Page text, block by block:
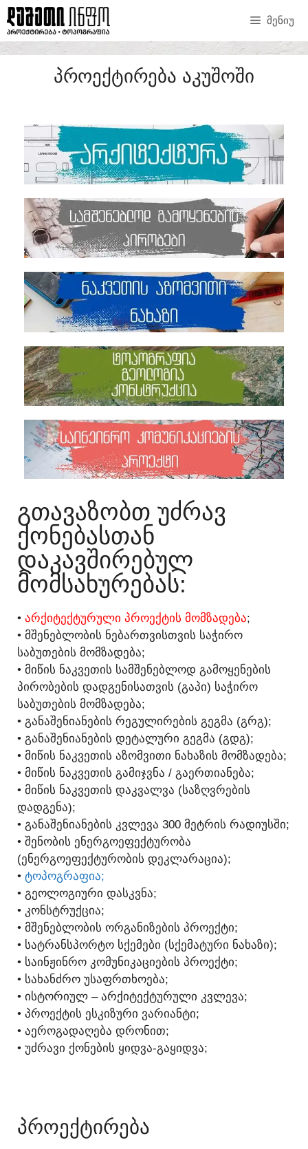
ᲛᲔᲜᲘᲣ
ᲞᲠᲝᲔᲥᲢᲘᲠᲔᲑᲐ ᲐᲙᲣᲨᲝᲨᲘ
ᲒᲗᲐᲕᲐᲖᲝᲑᲗ ᲣᲫᲠᲐᲕ
ᲥᲝᲜᲔᲑᲐᲡᲗᲐᲜ
ᲓᲐᲙᲐᲕᲨᲘᲠᲔᲑᲣᲚ
ᲛᲝᲛᲡᲐᲮᲣᲠᲔᲑᲐᲡ:​
• ᲐᲠᲥᲘᲢᲔᲥᲢᲣᲠᲣᲚᲘ ᲞᲠᲝᲔᲥᲢᲘᲡ ᲛᲝᲛᲖᲐᲓᲔᲑᲐ;
• ᲛᲨᲔᲜᲔᲑᲚᲝᲑᲘᲡ ᲜᲔᲑᲐᲠᲗᲕᲘᲡᲗᲕᲘᲡ ᲡᲐᲭᲘᲠᲝ
ᲡᲐᲑᲣᲗᲔᲑᲘᲡ ᲛᲝᲛᲖᲐᲓᲔᲑᲐ;
• ᲛᲘᲬᲘᲡ ᲜᲐᲙᲕᲔᲗᲘᲡ ᲡᲐᲛᲨᲔᲜᲔᲑᲚᲝᲓ ᲒᲐᲛᲝᲧᲔᲜᲔᲑᲘᲡ
ᲞᲘᲠᲝᲑᲔᲑᲘᲡ ᲓᲐᲓᲒᲔᲜᲘᲡᲐᲗᲕᲘᲡ (ᲒᲐᲞᲘ) ᲡᲐᲭᲘᲠᲝ
ᲡᲐᲑᲣᲗᲔᲑᲘᲡ ᲛᲝᲛᲖᲐᲓᲔᲑᲐ;
• ᲒᲐᲜᲐᲨᲔᲜᲘᲐᲜᲔᲑᲘᲡ ᲠᲔᲒᲣᲚᲘᲠᲔᲑᲘᲡ ᲒᲔᲒᲛᲐ (ᲒᲠᲒ);
• ᲒᲐᲜᲐᲨᲔᲜᲘᲐᲜᲔᲑᲘᲡ ᲓᲔᲢᲐᲚᲣᲠᲘ ᲒᲔᲒᲛᲐ (ᲒᲓᲒ);
• ᲛᲘᲬᲘᲡ ᲜᲐᲙᲕᲔᲗᲘᲡ ᲐᲖᲝᲛᲕᲘᲗᲘ ᲜᲐᲮᲐᲖᲘᲡ ᲛᲝᲛᲖᲐᲓᲔᲑᲐ;
• ᲛᲘᲬᲘᲡ ᲜᲐᲙᲕᲔᲗᲘᲡ ᲒᲐᲛᲘᲯᲕᲜᲐ / ᲒᲐᲔᲠᲗᲘᲐᲜᲔᲑᲐ;
• ᲛᲘᲬᲘᲡ ᲜᲐᲙᲕᲔᲗᲘᲡ ᲓᲐᲙᲕᲐᲚᲕᲐ (ᲡᲐᲖᲦᲕᲠᲔᲑᲘᲡ
ᲓᲐᲓᲒᲔᲜᲐ);
• ᲒᲐᲜᲐᲨᲔᲜᲘᲐᲜᲔᲑᲘᲡ ᲙᲕᲚᲔᲕᲐ 300 ᲛᲔᲢᲠᲘᲡ ᲠᲐᲓᲘᲣᲡᲨᲘ;
• ᲨᲔᲜᲝᲑᲘᲡ ᲔᲜᲔᲠᲒᲝᲔᲤᲔᲥᲢᲣᲠᲝᲑᲐ
(ᲔᲜᲔᲠᲒᲝᲔᲤᲔᲥᲢᲣᲠᲝᲑᲘᲡ ᲓᲔᲙᲚᲐᲠᲐᲪᲘᲐ);
• ᲢᲝᲞᲝᲒᲠᲐᲤᲘᲐ;
• ᲒᲔᲝᲚᲝᲒᲘᲣᲠᲘ ᲓᲐᲡᲙᲕᲜᲐ;
• ᲙᲝᲜᲡᲢᲠᲣᲥᲪᲘᲐ;
• ᲛᲨᲔᲜᲔᲑᲚᲝᲑᲘᲡ ᲝᲠᲒᲐᲜᲘᲖᲔᲑᲘᲡ ᲞᲠᲝᲔᲥᲢᲘ;
• ᲡᲐᲢᲠᲐᲜᲡᲞᲝᲠᲢᲝ ᲡᲥᲔᲛᲔᲑᲘ (ᲡᲥᲔᲛᲐᲢᲣᲠᲘ ᲜᲐᲮᲐᲖᲘ);
• ᲡᲐᲘᲜᲟᲘᲜᲠᲝ ᲙᲝᲛᲣᲜᲘᲙᲐᲪᲘᲔᲑᲘᲡ ᲞᲠᲝᲔᲥᲢᲘ;
• ᲡᲐᲮᲐᲜᲫᲠᲝ ᲣᲡᲐᲤᲠᲗᲮᲝᲔᲑᲐ;
• ᲘᲡᲢᲝᲠᲘᲣᲚ – ᲐᲠᲥᲘᲢᲔᲥᲢᲣᲠᲣᲚᲘ ᲙᲕᲚᲔᲕᲐ;
• ᲞᲠᲝᲔᲥᲢᲘᲡ ᲔᲡᲙᲘᲖᲣᲠᲘ ᲕᲐᲠᲘᲐᲜᲢᲘ;
• ᲐᲔᲠᲝᲒᲐᲓᲐᲦᲔᲑᲐ ᲓᲠᲝᲜᲘᲗ;
• ᲣᲫᲠᲐᲕᲘ ᲥᲝᲜᲔᲑᲘᲡ ᲧᲘᲓᲕᲐ-ᲒᲐᲧᲘᲓᲕᲐ;
ᲞᲠᲝᲔᲥᲢᲘᲠᲔᲑᲐ